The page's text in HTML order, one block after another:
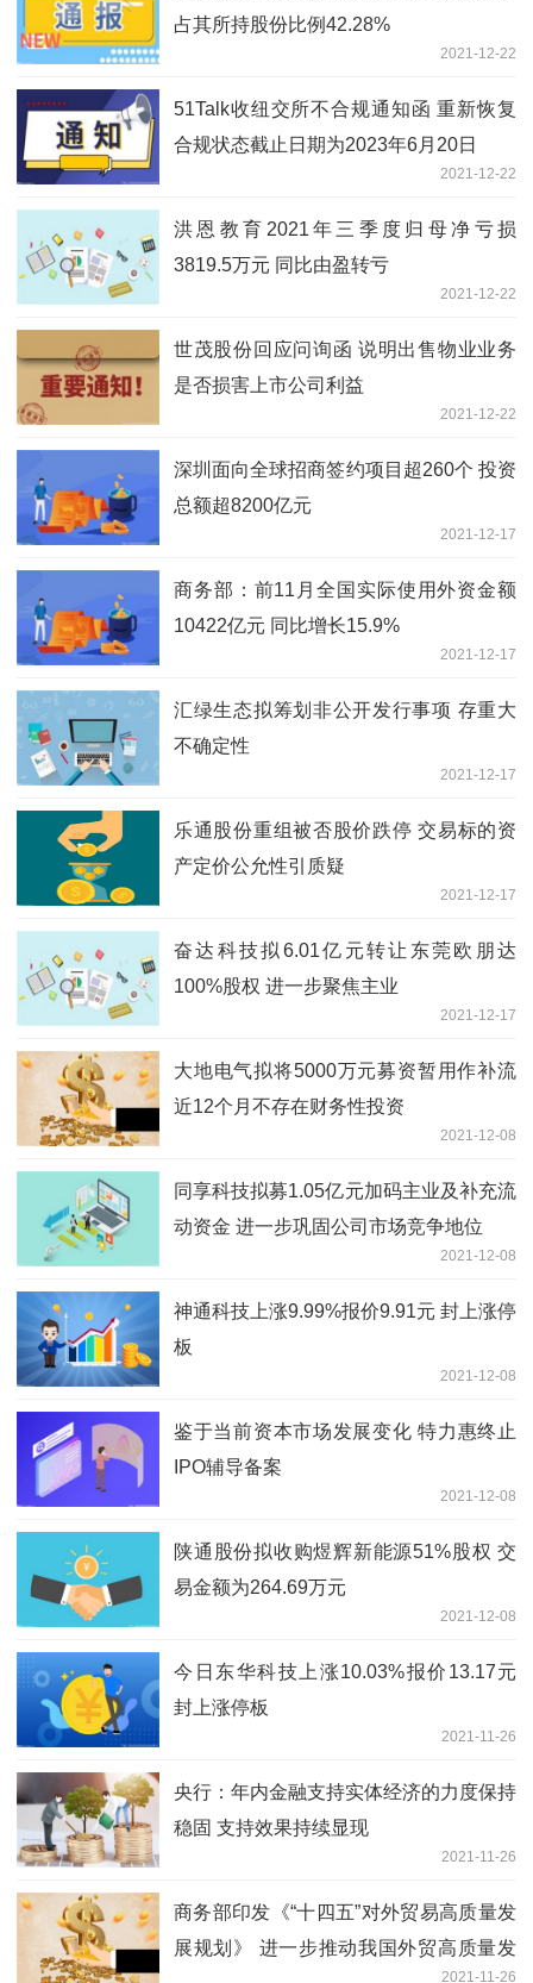
占其所持股份比例42.28%
2021-12-22
51Talk收纽交所不合规通知函 重新恢复
合规状态截止日期为2023年6月20日
2021-12-22
洪恩教育2021年三季度归母净亏损
3819.5万元 同比由盈转亏
2021-12-22
世茂股份回应问询函 说明出售物业业务
是否损害上市公司利益
2021-12-22
深圳面向全球招商签约项目超260个 投资
总额超8200亿元
2021-12-17
商务部：前11月全国实际使用外资金额
10422亿元 同比增长15.9%
2021-12-17
汇绿生态拟筹划非公开发行事项 存重大
不确定性
2021-12-17
乐通股份重组被否股价跌停 交易标的资
产定价公允性引质疑
2021-12-17
奋达科技拟6.01亿元转让东莞欧朋达
100%股权 进一步聚焦主业
2021-12-17
大地电气拟将5000万元募资暂用作补流
近12个月不存在财务性投资
2021-12-08
同享科技拟募1.05亿元加码主业及补充流
动资金 进一步巩固公司市场竞争地位
2021-12-08
神通科技上涨9.99%报价9.91元 封上涨停
板
2021-12-08
鉴于当前资本市场发展变化 特力惠终止
IPO辅导备案
2021-12-08
陕通股份拟收购煜辉新能源51%股权 交
易金额为264.69万元
2021-12-08
今日东华科技上涨10.03%报价13.17元
封上涨停板
2021-11-26
央行：年内金融支持实体经济的力度保持
稳固 支持效果持续显现
2021-11-26
商务部印发《“十四五”对外贸易高质量发
展规划》 进一步推动我国外贸高质量发
2021-11-26